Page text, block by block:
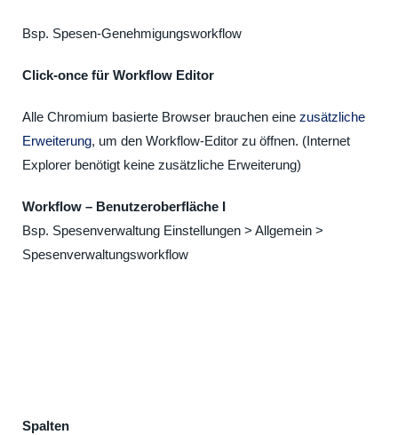
Bsp. Spesen-Genehmigungsworkflow
Click-once für Workflow Editor
Alle Chromium basierte Browser brauchen eine zusätzliche
Erweiterung, um den Workflow-Editor zu öffnen. (Internet
Explorer benötigt keine zusätzliche Erweiterung)
Workflow – Benutzeroberfläche I
Bsp. Spesenverwaltung Einstellungen > Allgemein >
Spesenverwaltungsworkflow
Spalten